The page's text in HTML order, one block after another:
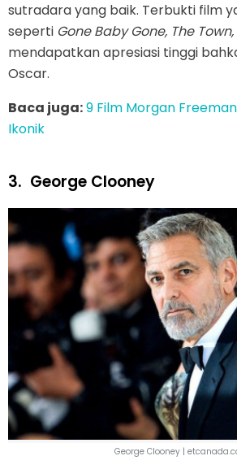
sutradara yang baik. Terbukti film
seperti Gone Baby Gone, The Town,
mendapatkan apresiasi tinggi
Oscar.
Baca juga:9 Film Morgan
Ikonik
3. George Clooney
George Clooney |